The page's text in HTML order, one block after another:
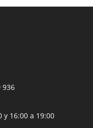
936
16:00 a 19:00